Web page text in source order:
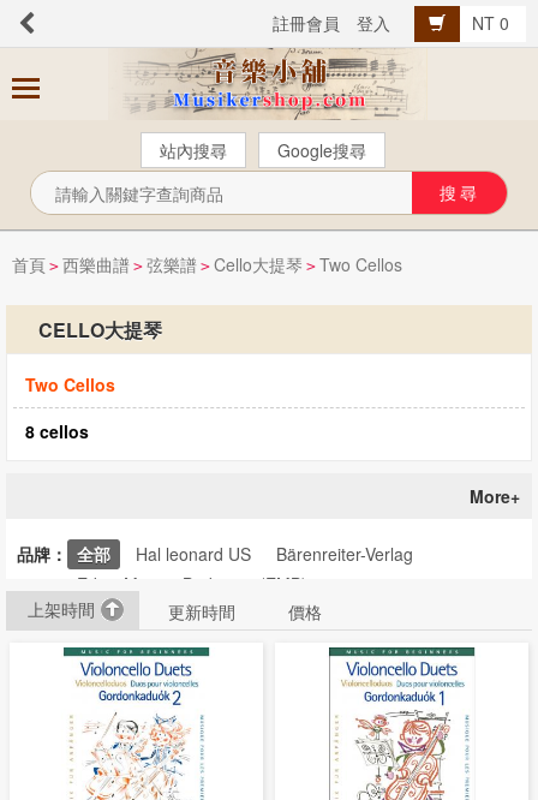
註冊會員 登入 NT 0
站內搜尋 Google搜尋
商
品
芬貝爾【中文版】
西樂曲譜
音樂叢書
Popular流行音樂
音樂考級
教材教具
CD‧DVD
禮品專區
出版社
日本樂譜
音樂繪本・故事
114年全國音樂比賽指定曲
首頁 > 西樂曲譜 > 弦樂譜 > Cello大提琴 > Two Cellos
CELLO大提琴
Two Cellos
8 cellos
More+
品牌： 全部 Hal leonard US
Bärenreiter-Verlag
Editio Musica Budapest (EMB)
上架時間
更新時間 價格